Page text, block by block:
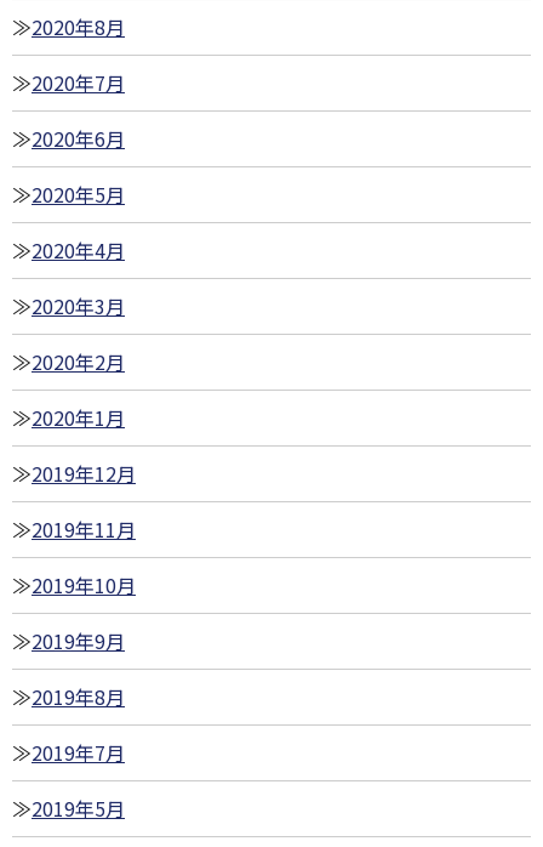
2020年8月
2020年7月
2020年6月
2020年5月
2020年4月
2020年3月
2020年2月
2020年1月
2019年12月
2019年11月
2019年10月
2019年9月
2019年8月
2019年7月
2019年5月